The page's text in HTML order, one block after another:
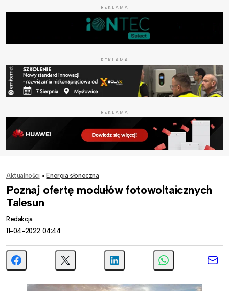
REKLAMA
REKLAMA
REKLAMA
Aktualności » Energia słoneczna
Poznaj ofertę modułów fotowoltaicznych
Talesun
Redakcja
11-04-2022 04:44